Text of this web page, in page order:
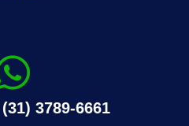
3789-6661